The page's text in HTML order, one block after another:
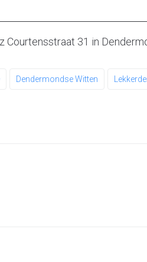
Courtensstraat 31 in
Dendermondse Witten